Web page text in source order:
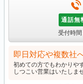
通話無
受付時間
即日対応や複数社
初めての方でもわかりや
しつこい営業はいたしま